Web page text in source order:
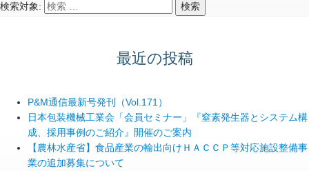
検索対象: 検索
最近の投稿
P&M通信最新号発刊（Vol.171）
日本包装機械工業会「会員セミナー」『窒素発生器とシステム構
成、採用事例のご紹介』開催のご案内
【農林水産省】食品産業の輸出向けＨＡＣＣＰ等対応施設整備事
業の追加募集について